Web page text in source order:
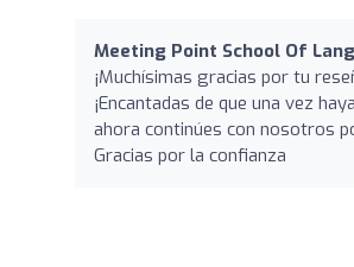
Meeting Point School Of
¡Muchísimas gracias por tu
¡Encantadas de que una vez
ahora continúes con nosotros
Gracias por la confianza